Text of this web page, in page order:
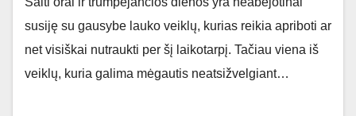
susiję su gausybe lauko veiklų, kurias reikia apriboti ar
net visiškai nutraukti per šį laikotarpį. Tačiau viena iš
veiklų, kuria galima mėgautis neatsižvelgiant…